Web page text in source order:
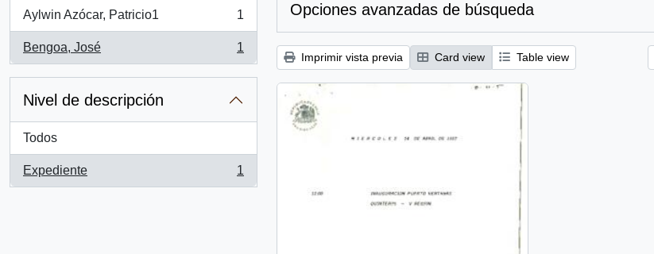
Aylwin Azócar, Patricio1
, 1 resultados
1
Bengoa, José
, 1 resultados
1
Nivel de descripción
Todos
Expediente
, 1 resultados
1
Opciones avanzadas de búsqueda
Imprimir vista previa Card view Table view